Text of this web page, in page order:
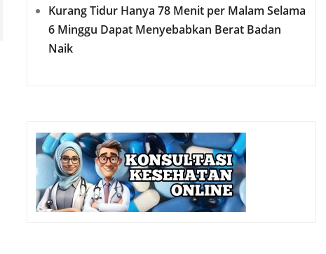
Kurang Tidur Hanya 78 Menit per Malam Selama
6 Minggu Dapat Menyebabkan Berat Badan
Naik